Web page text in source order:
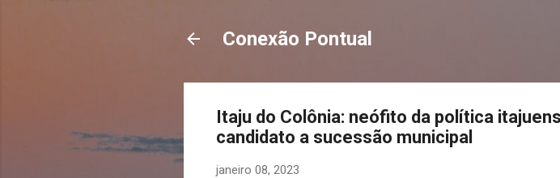
Conexão Pontual
Itaju do Colônia: neófito da política
candidato a sucessão municipal
janeiro 08, 2023